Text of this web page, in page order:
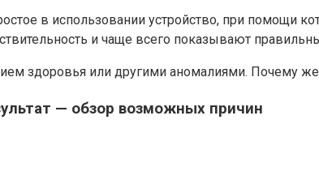
в использовании устройство, при помощи
и чаще всего показывают
здоровья или другими аномалиями. Почему
— обзор возможных причин